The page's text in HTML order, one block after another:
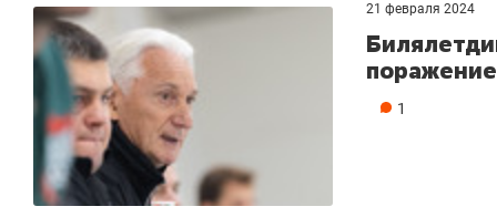
21 февраля 2024
1